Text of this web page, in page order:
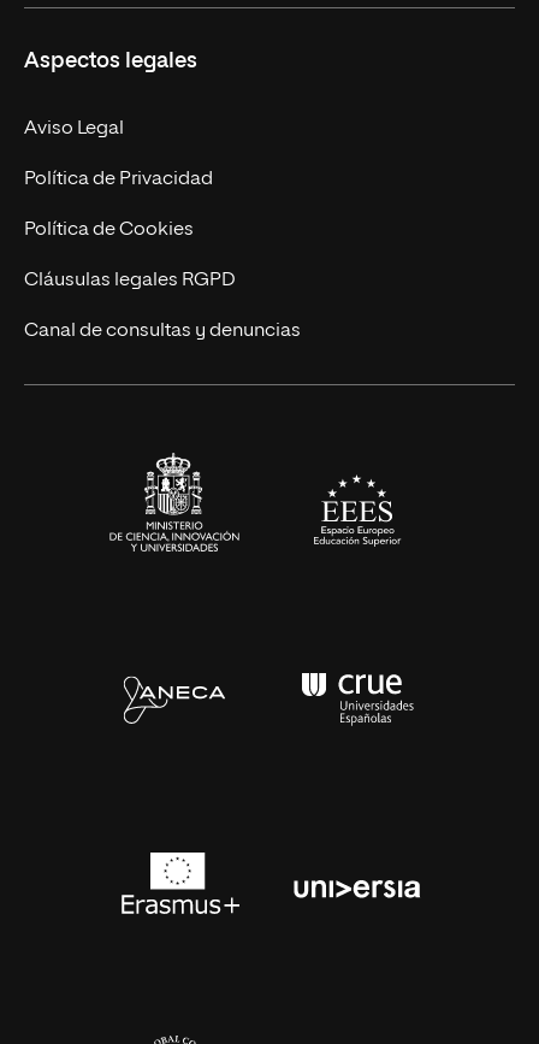
Doctorados
Experto Universitario
Postgrados
Cursos Universitarios
Facultades
Nuestro Equipo
Trabaja en UNIR
Actualidad
UNIR Revista
Eventos
Aspectos legales
Aviso Legal
Política de Privacidad
Política de Cookies
Cláusulas legales RGPD
Canal de consultas y denuncias